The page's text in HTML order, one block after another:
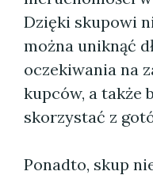
Dzięki skupowi
można uniknąć
oczekiwania na
kupców, a także
skorzystać z
Ponadto, skup